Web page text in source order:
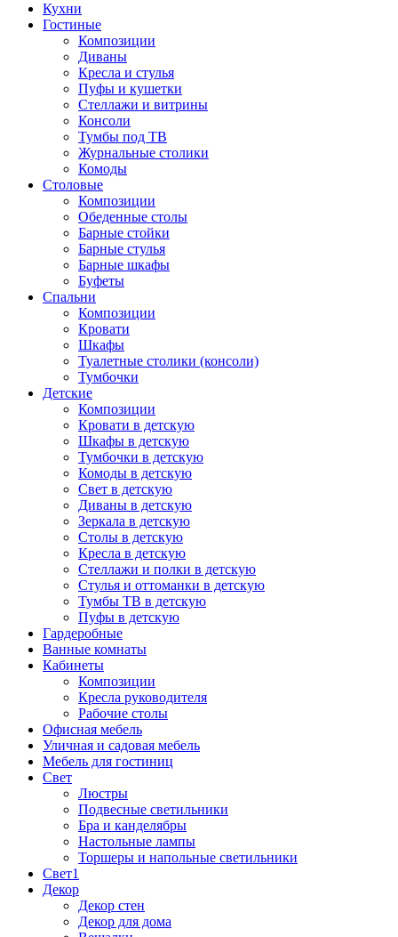
Кухни
Гостиные
Композиции
Диваны
Кресла и стулья
Пуфы и кушетки
Стеллажи и витрины
Консоли
Тумбы под ТВ
Журнальные столики
Комоды
Столовые
Композиции
Обеденные столы
Барные стойки
Барные стулья
Барные шкафы
Буфеты
Спальни
Композиции
Кровати
Шкафы
Туалетные столики (консоли)
Тумбочки
Детские
Композиции
Кровати в детскую
Шкафы в детскую
Тумбочки в детскую
Комоды в детскую
Свет в детскую
Диваны в детскую
Зеркала в детскую
Столы в детскую
Кресла в детскую
Стеллажи и полки в детскую
Стулья и оттоманки в детскую
Тумбы ТВ в детскую
Пуфы в детскую
Гардеробные
Ванные комнаты
Кабинеты
Композиции
Кресла руководителя
Рабочие столы
Офисная мебель
Уличная и садовая мебель
Мебель для гостиниц
Свет
Люстры
Подвесные светильники
Бра и канделябры
Настольные лампы
Торшеры и напольные светильники
Свет1
Декор
Декор стен
Декор для дома